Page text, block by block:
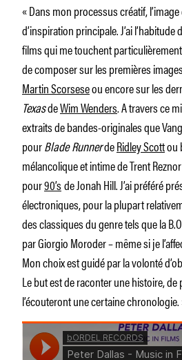
« Dans mon processus créatif,
d’inspiration principale. J’ai
films qui me touchent
de composer sur les premières
Martin Scorseseou encore sur les
TexasdeWim Wenders. A travers ce
extraits de bandes-originales que
pourBlade RunnerdeRidley Scottou
mélancolique et intime de Trent
pour90’sde Jonah Hill. J’ai préféré
électroniques, pour la plupart
des classiques du genre tels que la
par Giorgio Moroder – même si je
Mon choix est guidé par la volonté
Le but est de raconter une histoire,
l’écouteront une certaine chronologie.